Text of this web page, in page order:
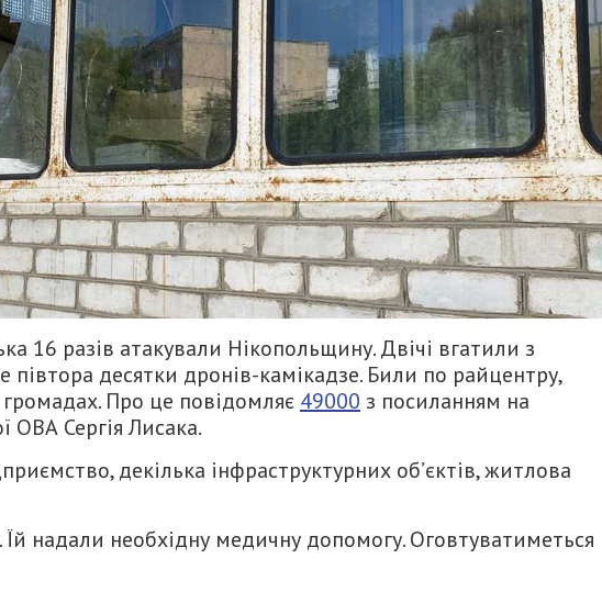
16 разів атакували Нікопольщину. Двічі вгатили з
півтора десятки дронів-камікадзе. Били по райцентру,
Про це повідомляє 49000 з посиланням на
ОВА Сергія Лисака.
декілька інфраструктурних об’єктів, житлова
надали необхідну медичну допомогу. Оговтуватиметься